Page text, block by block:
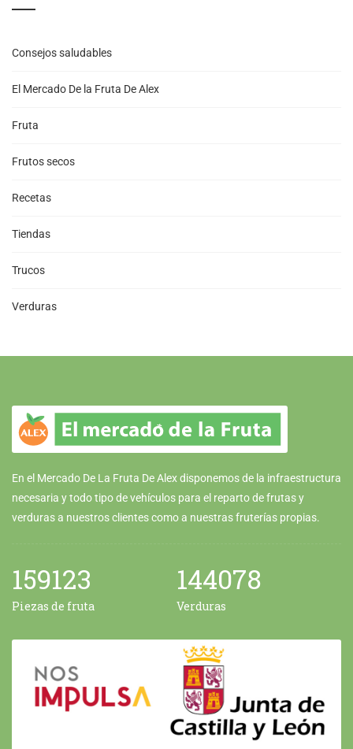
Consejos saludables
El Mercado De la Fruta De Alex
Fruta
Frutos secos
Recetas
Tiendas
Trucos
Verduras
En el Mercado De La Fruta De Alex disponemos de la infraestructura
necesaria y todo tipo de vehículos para el reparto de frutas y
verduras a nuestros clientes como a nuestras fruterías propias.
159123
Piezas de fruta
144078
Verduras